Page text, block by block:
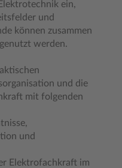
ein,
und
können zusammen
werden.
und die
mit folgenden
und
Elektrofachkraft im